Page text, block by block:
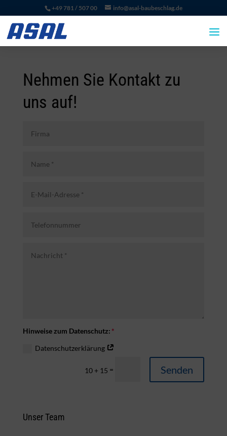
+49 781 / 507 00 info@asal-baubeschlag.de
Nehmen Sie Kontakt zu
uns auf!
Hinweise zum Datenschutz:
Datenschutzerklärung
10 + 15 = Senden
Unser Team